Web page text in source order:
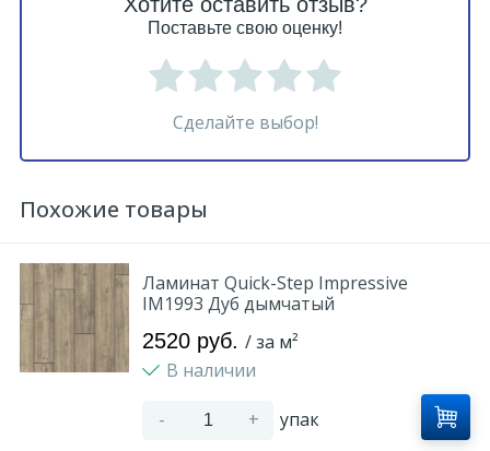
Поставьте свою оценку!
Сделайте выбор!
Похожие товары
Ламинат Quick-Step Impressive
IM1993 Дуб дымчатый
2520 руб. / за м²
В наличии
- + упак